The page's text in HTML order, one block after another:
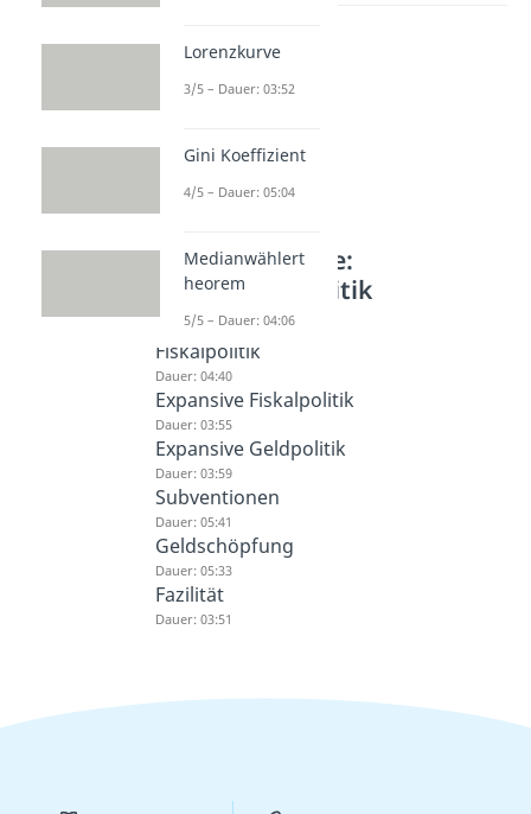
Weitere Inhalte:
Wirtschaftspolitik
Fiskal- und Geldpolitik
Fiskalpolitik
Dauer: 04:40
Expansive Fiskalpolitik
Dauer: 03:55
Expansive Geldpolitik
Dauer: 03:59
Subventionen
Dauer: 05:41
Geldschöpfung
Dauer: 05:33
Fazilität
Dauer: 03:51
Lorenzkurve
3/5 – Dauer: 03:52
Gini Koeffizient
4/5 – Dauer: 05:04
Medianwählert
heorem
5/5 – Dauer: 04:06